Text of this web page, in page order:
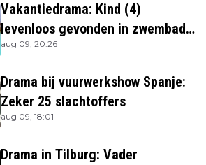
Vakantiedrama: Kind (4)
levenloos gevonden in zwembad
beachbar
aug 09, 20:26
Drama bij vuurwerkshow Spanje:
Zeker 25 slachtoffers
aug 09, 18:01
Drama in Tilburg: Vader